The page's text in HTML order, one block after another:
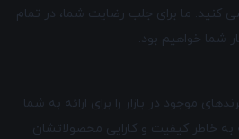
کنید. ما برای جلب رضایت شما، در تمام
شما خواهیم بود.
موجود در بازار را برای ارائه به شما
خاطر کیفیت و کارایی محصولاتشان